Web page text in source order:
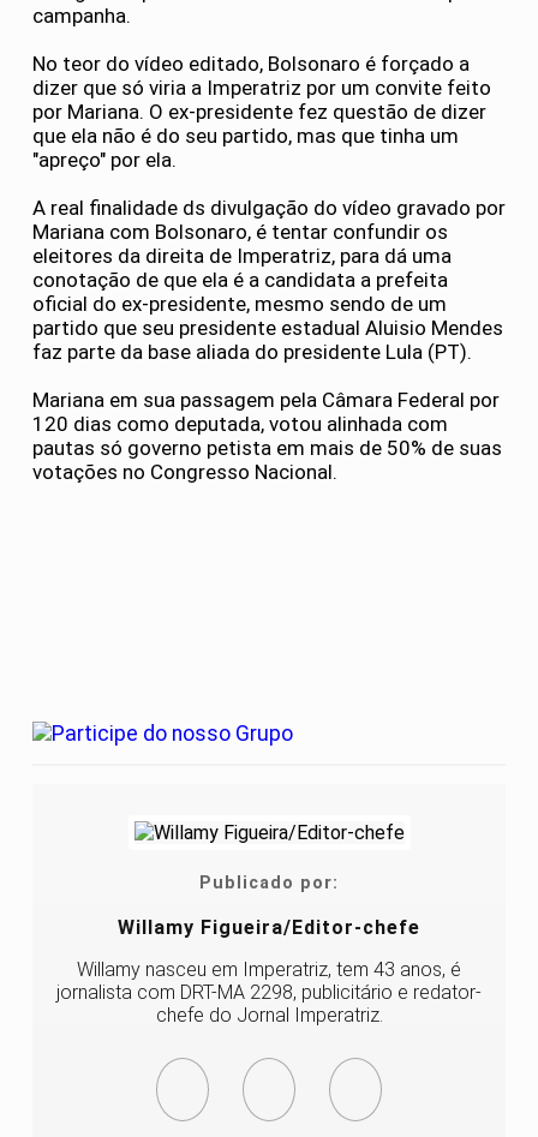
campanha.
No teor do vídeo editado, Bolsonaro é forçado a
dizer que só viria a Imperatriz por um convite feito
por Mariana. O ex-presidente fez questão de dizer
que ela não é do seu partido, mas que tinha um
"apreço" por ela.
A real finalidade ds divulgação do vídeo gravado por
Mariana com Bolsonaro, é tentar confundir os
eleitores da direita de Imperatriz, para dá uma
conotação de que ela é a candidata a prefeita
oficial do ex-presidente, mesmo sendo de um
partido que seu presidente estadual Aluisio Mendes
faz parte da base aliada do presidente Lula (PT).
Mariana em sua passagem pela Câmara Federal por
120 dias como deputada, votou alinhada com
pautas só governo petista em mais de 50% de suas
votações no Congresso Nacional.
Publicado por:
Willamy Figueira/Editor-chefe
Willamy nasceu em Imperatriz, tem 43 anos, é
jornalista com DRT-MA 2298, publicitário e redator-
chefe do Jornal Imperatriz.